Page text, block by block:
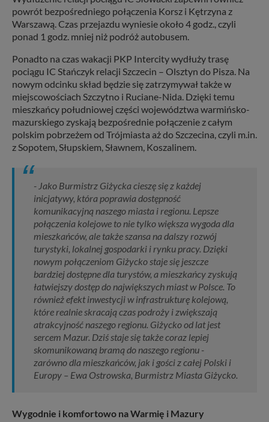
powrót bezpośredniego połączenia Korsz i Kętrzyna z
Warszawą. Czas przejazdu wyniesie około 4 godz., czyli
ponad 1 godz. mniej niż podróż autobusem.
Ponadto na czas wakacji PKP Intercity wydłuży trasę
pociągu IC Stańczyk relacji Szczecin – Olsztyn do Pisza. Na
nowym odcinku skład będzie się zatrzymywał także w
miejscowościach Szczytno i Ruciane-Nida. Dzięki temu
mieszkańcy południowej części województwa warmińsko-
mazurskiego zyskają bezpośrednie połączenie z całym
polskim pobrzeżem od Trójmiasta aż do Szczecina, czyli m.in.
z Sopotem, Słupskiem, Sławnem, Koszalinem.
- Jako Burmistrz Giżycka cieszę się z każdej
inicjatywy, która poprawia dostępność
komunikacyjną naszego miasta i regionu. Lepsze
połączenia kolejowe to nie tylko większa wygoda dla
mieszkańców, ale także szansa na dalszy rozwój
turystyki, lokalnej gospodarki i rynku pracy. Dzięki
nowym połączeniom Giżycko staje się jeszcze
bardziej dostępne dla turystów, a mieszkańcy zyskują
łatwiejszy dostęp do największych miast w Polsce. To
również efekt inwestycji w infrastrukturę kolejową,
które realnie skracają czas podroży i zwiększają
atrakcyjność naszego regionu. Giżycko od lat jest
sercem Mazur. Dziś staje się także coraz lepiej
skomunikowaną bramą do naszego regionu -
zarówno dla mieszkańców, jak i gości z całej Polski i
Europy – Ewa Ostrowska, Burmistrz Miasta Giżycko.
Wygodnie i komfortowo na Warmię i Mazury